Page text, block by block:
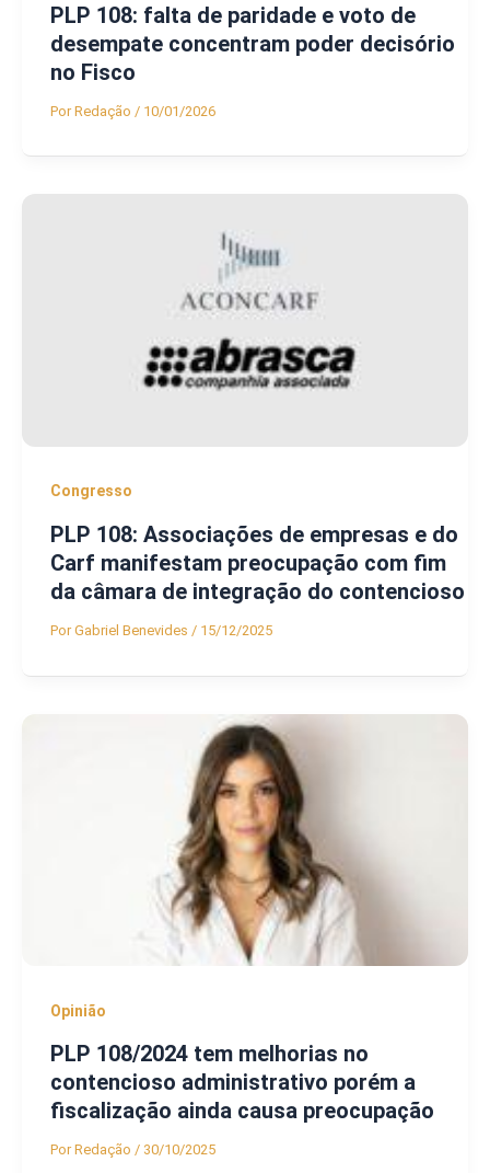
PLP 108: falta de paridade e voto de
desempate concentram poder decisório
no Fisco
PorRedação / 10/01/2026
Congresso
PLP 108: Associações de empresas e do
Carf manifestam preocupação com fim
da câmara de integração do contencioso
PorGabriel Benevides / 15/12/2025
Opinião
PLP 108/2024 tem melhorias no
contencioso administrativo porém a
fiscalização ainda causa preocupação
PorRedação / 30/10/2025